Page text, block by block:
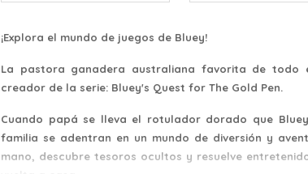
¡Explora el mundo de juegos de Bluey!
La pastora ganadera australiana favorita de todo
creador de la serie: Bluey's Quest for The Gold Pen.
Cuando papá se lleva el rotulador dorado que
familia se adentran en un mundo de diversión y
mano, descubre tesoros ocultos y resuelve